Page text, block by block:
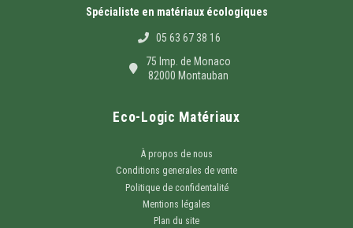
Spécialiste en matériaux écologiques
05 63 67 38 16
75 Imp. de Monaco
82000 Montauban
Eco-Logic Matériaux
À propos de nous
Conditions generales de vente
Politique de confidentalité
Mentions légales
Plan du site